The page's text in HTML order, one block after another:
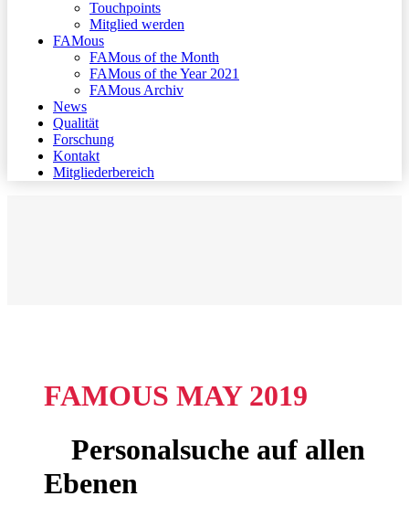
Touchpoints
Mitglied werden
FAMous
FAMous of the Month
FAMous of the Year 2021
FAMous Archiv
News
Qualität
Forschung
Kontakt
Mitgliederbereich
FAMOUS MAY 2019
Personalsuche auf allen
Ebenen